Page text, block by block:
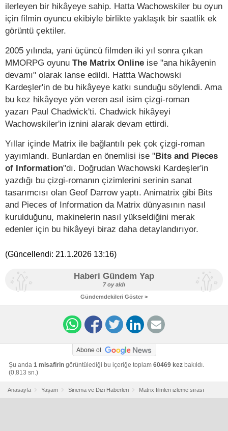
ilerleyen bir hikâyeye sahip. Hatta Wachowskiler bu oyun
için filmin oyuncu ekibiyle birlikte yaklaşık bir saatlik ek
görüntü çektiler.
2005 yılında, yani üçüncü filmden iki yıl sonra çıkan
MMORPG oyunu The Matrix Online ise "ana hikâyenin
devamı" olarak lanse edildi. Hattta Wachowski
Kardeşler'in de bu hikâyeye katkı sunduğu söylendi. Ama
bu kez hikâyeye yön veren asıl isim çizgi-roman
yazarı Paul Chadwick'ti. Chadwick hikâyeyi
Wachowskiler'in iznini alarak devam ettirdi.
Yıllar içinde Matrix ile bağlantılı pek çok çizgi-roman
yayımlandı. Bunlardan en önemlisi ise "Bits and Pieces
of Information"dı. Doğrudan Wachowski Kardeşler'in
yazdığı bu çizgi-romanın çizimlerini serinin sanat
tasarımcısı olan Geof Darrow yaptı. Animatrix gibi Bits
and Pieces of Information da Matrix dünyasının nasıl
kurulduğunu, makinelerin nasıl yükseldiğini merak
edenler için bu hikâyeyi biraz daha detaylandırıyor.
(Güncellendi: 21.1.2026 13:16)
Haberi Gündem Yap
7 oy aldı
Gündemdekileri Göster >
Abone ol
Şu anda 1 misafirin görüntülediği bu içeriğe toplam 60469 kez bakıldı.
(0,813 sn.)
Anasayfa Yaşam Sinema ve Dizi Haberleri Matrix filmleri izleme sırası